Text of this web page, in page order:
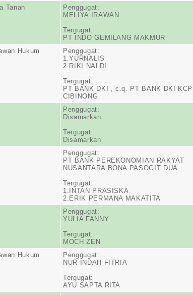
Tanah
Penggugat:
MELIYA IRAWAN
Tergugat:
PT INDO GEMILANG MAKMUR
Hukum
Penggugat:
1.YURNALIS
2.RIKI NALDI
Tergugat:
PT BANK DKI , c.q. PT BANK DKI KCP
CIBINONG
Penggugat:
Disamarkan
Tergugat:
Disamarkan
Penggugat:
PT BANK PEREKONOMIAN RAKYAT
NUSANTARA BONA PASOGIT DUA
Tergugat:
1.INTAN PRASISKA
2.ERIK PERMANA MAKATITA
Penggugat:
YULIA FANNY
Tergugat:
MOCH ZEN
Hukum
Penggugat:
NUR INDAH FITRIA
Tergugat:
AYU SAPTA RITA